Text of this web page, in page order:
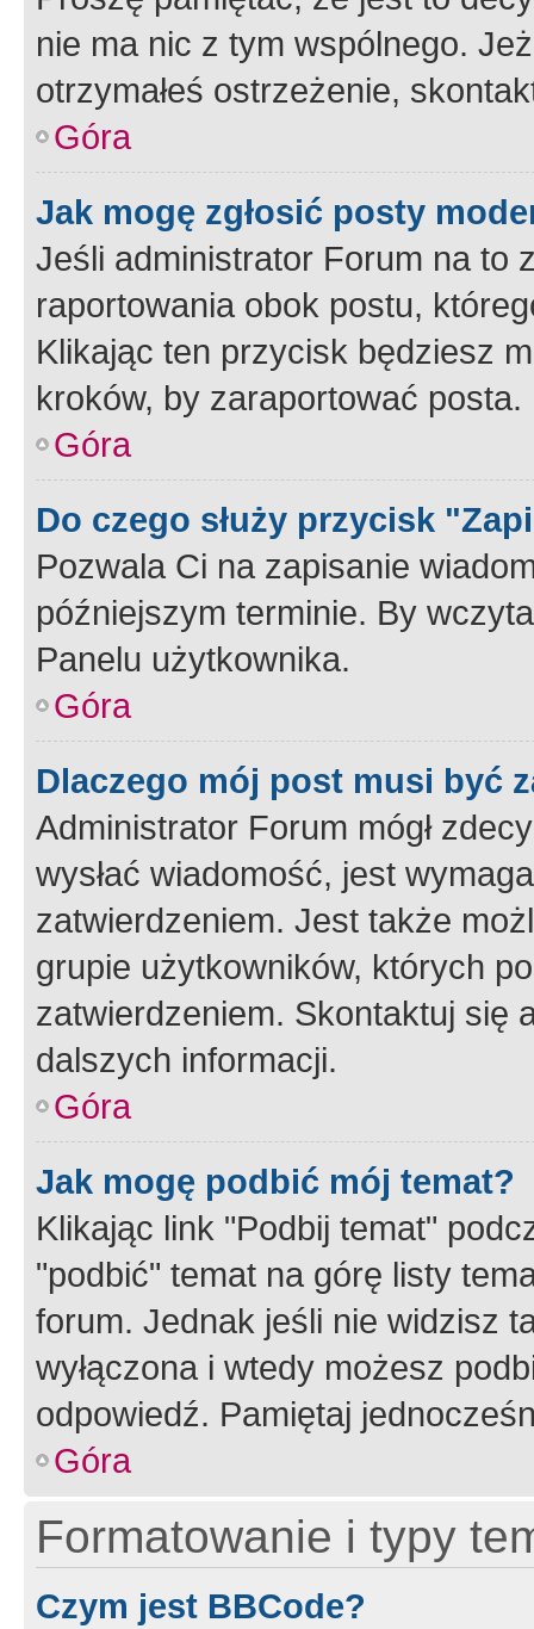
nie ma nic z tym wspólnego.
otrzymałeś ostrzeżenie,
Góra
Jak mogę zgłosić posty
Jeśli administrator Forum na to
raportowania obok postu,
Klikając ten przycisk będziesz
kroków, by zaraportować posta.
Góra
Do czego służy przycisk
Pozwala Ci na zapisanie
późniejszym terminie. By
Panelu użytkownika.
Góra
Dlaczego mój post musi być
Administrator Forum mógł
wysłać wiadomość, jest
zatwierdzeniem. Jest także
grupie użytkowników, których
zatwierdzeniem. Skontaktuj się
dalszych informacji.
Góra
Jak mogę podbić mój temat?
Klikając link "Podbij temat"
"podbić" temat na górę listy
forum. Jednak jeśli nie widzisz
wyłączona i wtedy możesz
odpowiedź. Pamiętaj
Góra
Formatowanie i typy
Czym jest BBCode?